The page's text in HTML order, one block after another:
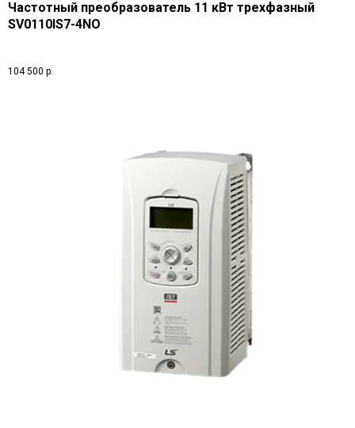
Частотный преобразователь 11 кВт трехфазный
SV0110IS7-4NO
104 500 р.